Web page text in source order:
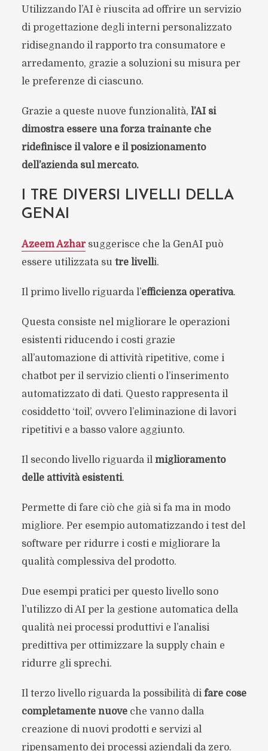
Utilizzando l’AI è riuscita ad offrire un servizio
di progettazione degli interni personalizzato
ridisegnando il rapporto tra consumatore e
arredamento, grazie a soluzioni su misura per
le preferenze di ciascuno.
Grazie a queste nuove funzionalità, l’AI si
dimostra essere una forza trainante che
ridefinisce il valore e il posizionamento
dell’azienda sul mercato.
I TRE DIVERSI LIVELLI DELLA
GENAI
Azeem Azharsuggerisce che la GenAI può
essere utilizzata su tre livelli.
Il primo livello riguarda l’efficienza operativa.
Questa consiste nel migliorare le operazioni
esistenti riducendo i costi grazie
all’automazione di attività ripetitive, come i
chatbot per il servizio clienti o l’inserimento
automatizzato di dati. Questo rappresenta il
cosiddetto ‘toil’, ovvero l’eliminazione di lavori
ripetitivi e a basso valore aggiunto.
Il secondo livello riguarda il miglioramento
delle attività esistenti.
Permette di fare ciò che già si fa ma in modo
migliore. Per esempio automatizzando i test del
software per ridurre i costi e migliorare la
qualità complessiva del prodotto.
Due esempi pratici per questo livello sono
l’utilizzo di AI per la gestione automatica della
qualità nei processi produttivi e l’analisi
predittiva per ottimizzare la supply chain e
ridurre gli sprechi.
Il terzo livello riguarda la possibilità difare cose
completamente nuoveche vanno dalla
creazione di nuovi prodotti e servizi al
ripensamento dei processi aziendali da zero.